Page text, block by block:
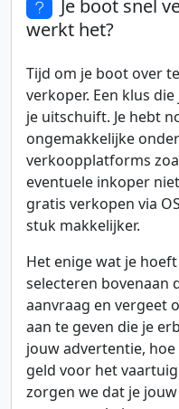
Je boot snel
werkt het?
Tijd om je boot over
verkoper. Een klus
je uitschuift. Je hebt
ongemakkelijke
verkoopplatforms
eventuele inkoper
gratis verkopen via
stuk makkelijker.
Het enige wat je
selecteren bovenaan
aanvraag en vergeet
aan te geven die je
jouw advertentie,
geld voor het
zorgen we dat je